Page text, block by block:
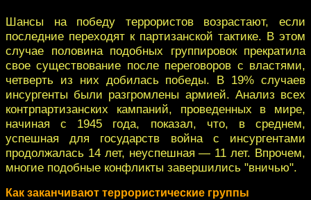
Шансы на победу террористов возрастают, если
последние переходят к партизанской тактике. В этом
случае половина подобных группировок прекратила
свое существование после переговоров с властями,
четверть из них добилась победы. В 19% случаев
инсургенты были разгромлены армией. Анализ всех
контрпартизанских кампаний, проведенных в мире,
начиная с 1945 года, показал, что, в среднем,
успешная для государств война с инсургентами
продолжалась 14 лет, неуспешная — 11 лет. Впрочем,
многие подобные конфликты завершились "вничью".
Как заканчивают террористические группы